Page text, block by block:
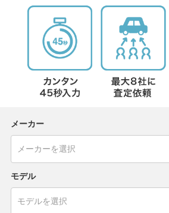
メーカー
モデル